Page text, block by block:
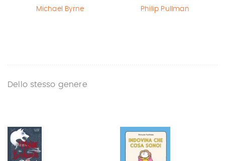
Michael Byrne
Philip Pullman
Dello stesso genere